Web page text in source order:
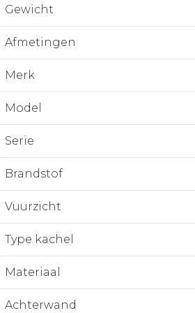
Gewicht
Afmetingen
Merk
Model
Serie
Brandstof
Vuurzicht
Type kachel
Materiaal
Achterwand